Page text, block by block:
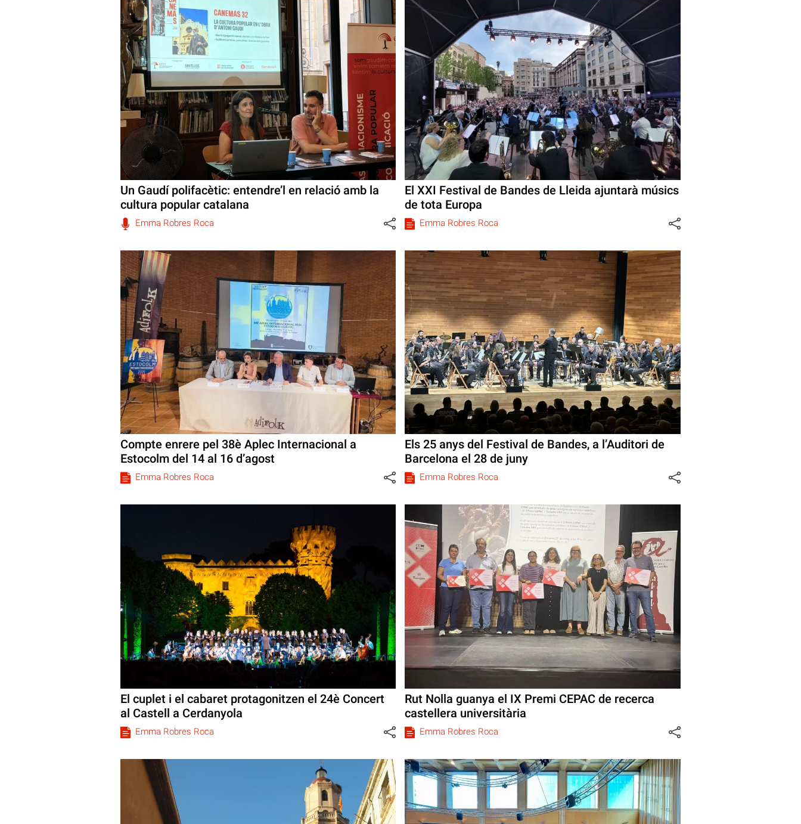
Un Gaudí polifacètic: entendre’l en relació amb la
cultura popular catalana
Emma Robres Roca
El XXI Festival de Bandes de Lleida ajuntarà músics
de tota Europa
Emma Robres Roca
Compte enrere pel 38è Aplec Internacional a
Estocolm del 14 al 16 d’agost
Emma Robres Roca
Els 25 anys del Festival de Bandes, a l’Auditori de
Barcelona el 28 de juny
Emma Robres Roca
El cuplet i el cabaret protagonitzen el 24è Concert
al Castell a Cerdanyola
Emma Robres Roca
Rut Nolla guanya el IX Premi CEPAC de recerca
castellera universitària
Emma Robres Roca